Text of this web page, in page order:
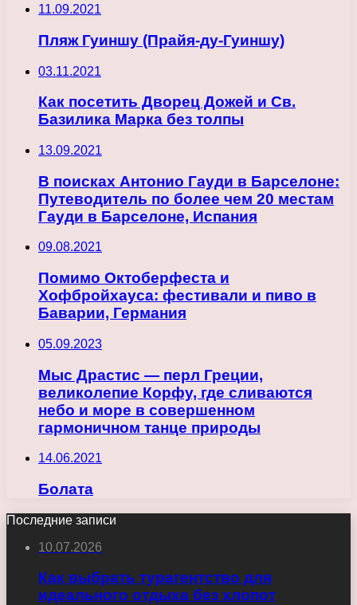
11.09.2021
Пляж Гуиншу (Прайя-ду-Гуиншу)
03.11.2021
Как посетить Дворец Дожей и Св.
Базилика Марка без толпы
13.09.2021
В поисках Антонио Гауди в Барселоне:
Путеводитель по более чем 20 местам
Гауди в Барселоне, Испания
09.08.2021
Помимо Октоберфеста и
Хофбройхауса: фестивали и пиво в
Баварии, Германия
05.09.2023
Мыс Драстис — перл Греции,
великолепие Корфу, где сливаются
небо и море в совершенном
гармоничном танце природы
14.06.2021
Болата
Последние записи
10.07.2026
Как выбрать турагентство для
идеального отдыха без хлопот